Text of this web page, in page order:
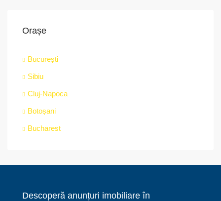
Orașe
București
Sibiu
Cluj-Napoca
Botoșani
Bucharest
Descoperă anunțuri imobiliare în